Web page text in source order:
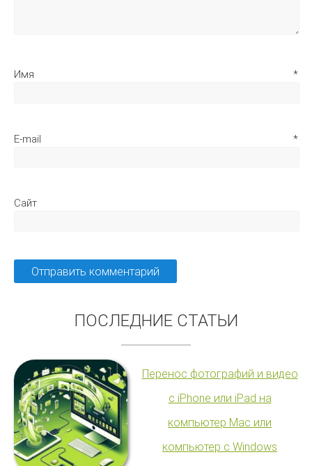
Имя *
E-mail *
Сайт
ПОСЛЕДНИЕ СТАТЬИ
Перенос фотографий и видео
с iPhone или iPad на
компьютер Mac или
компьютер с Windows